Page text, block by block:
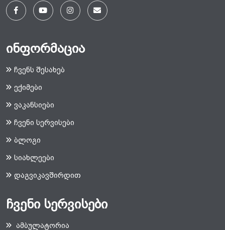
ინფორმაცია
ჩვენს შესახებ
ექიმები
ვაკანსიები
ჩვენი სერვისები
ბლოგი
სიახლეები
დაგვიკავშირდით
ჩვენი სერვისები
ამბულატორია